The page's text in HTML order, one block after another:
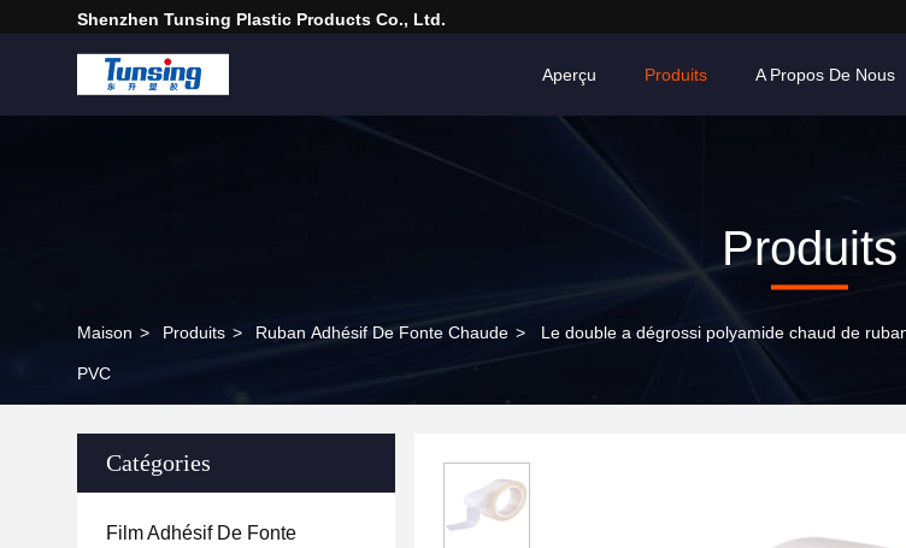
Shenzhen Tunsing Plastic Products Co., Ltd.
Aperçu Produits A Propos De Nous
Produits
Maison > Produits > Ruban Adhésif De Fonte Chaude > Le double a dégrossi polyamide chaud de
PVC
Catégories
Film Adhésif De Fonte